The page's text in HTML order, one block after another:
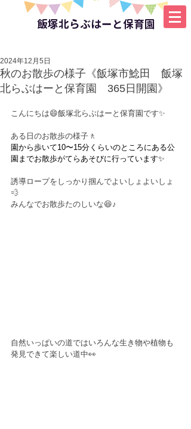
飯塚北らぶはーと保育園
秋のお散歩の様子《飯塚市鯰田 飯塚
北らぶはーと保育園 365日開園》
2024年12月5日
こんにちは😄飯塚北らぶはーと保育園です✨
ある日のお散歩の様子🚶
園から歩いて10〜15分くらいのところにある公
園までお散歩がてらあそびに行っています✨
誘導ロープをしっかり掴んでよいしょよいしょ
💨
みんなでお散歩たのしいな😆♪
自然いっぱいの道ではいろんな生き物や植物も
発見できて楽しい道中👀